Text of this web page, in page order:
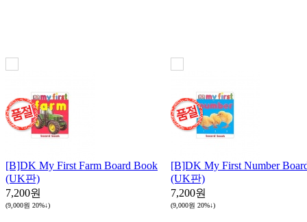
[B]DK My First Farm Board Book
(UK판)
7,200원
(9,000원 20%↓)
[B]DK My First Number
(UK판)
7,200원
(9,000원 20%↓)